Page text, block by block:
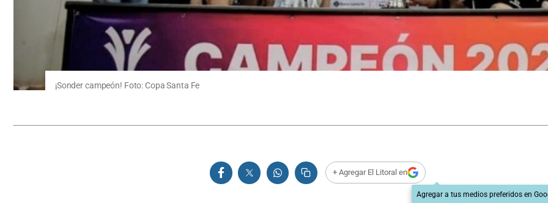
¡Sonder campeón! Foto: Copa Santa Fe
+ Agregar El Litoral en
Agregar a tus medios preferidos en